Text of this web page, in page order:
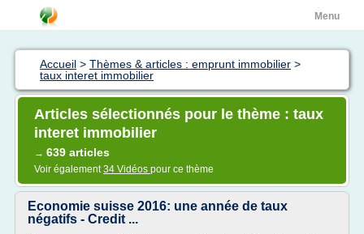
Menu
Accueil > Thèmes & articles : emprunt immobilier >
taux interet immobilier
Articles sélectionnés pour le thème : taux
interet immobilier
→ 639 articles
Voir également34 Vidéos pour ce thème
Economie suisse 2016: une année de taux
négatifs - Credit ...